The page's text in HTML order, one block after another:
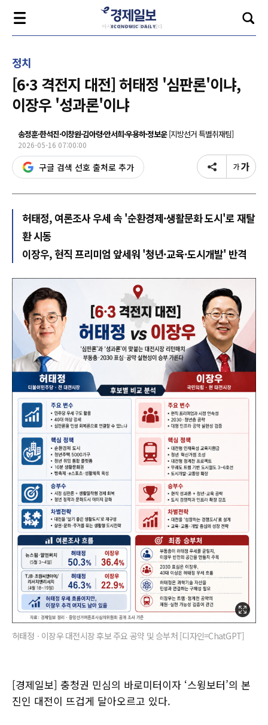
정치
[6·3 격전지 대전] 허태정 '심판론'이냐,
이장우 '성과론'이냐
송정훈·한석진·이창원·김아령·안서희·우용하·정보운[지방선거 특별취재팀]
2026-05-16 07:00:00
구글 검색 선호 출처로 추가
허태정, 여론조사 우세 속 '순환경제·생활문화 도시'로 재탈
환 시동
이장우, 현직 프리미엄 앞세워 '청년·교육·도시개발' 반격
허태정ㆍ이장우 대전시장 후보 주요 공약 및 승부처 [디자인=ChatGPT]
[경제일보] 충청권 민심의 바로미터이자 ‘스윙보터’의 본
진인 대전이 뜨겁게 달아오르고 있다.